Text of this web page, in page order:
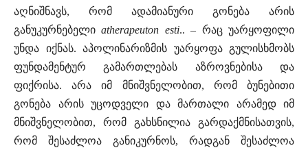
აღნიშნავს, რომ ადამიანური გონება არის
განუკურნებელიatherapeuton esti.. – რაც უარყოფილი
უნდა იქნას. აპოლინარიზმის უარყოფა გულისხმობს
ფუნდამენტურ გამართლებას აზროვნებისა და
ფიქრისა. არა იმ მნიშვნელობით, რომ ბუნებითი
გონება არის უცოდველი და მართალი არამედ იმ
მნიშვნელობით, რომ გახსნილია გარდაქმნისათვის,
რომ შესაძლოა განიკურნოს, რადგან შესაძლოა